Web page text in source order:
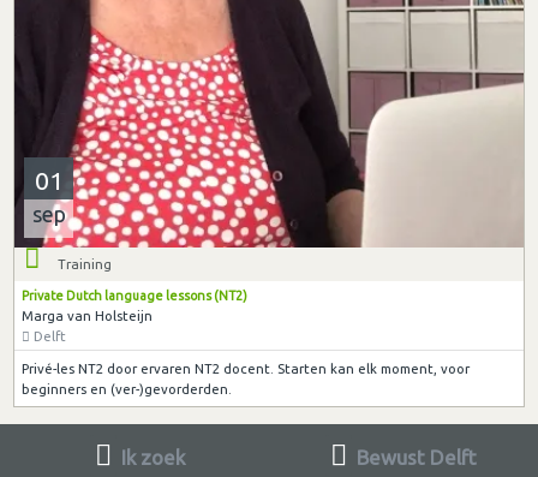
01
sep
Training
Private Dutch language lessons (NT2)
Marga van Holsteijn
Delft
Privé-les NT2 door ervaren NT2 docent. Starten kan elk moment, voor
beginners en (ver-)gevorderden.
Ik zoek Bewust Delft